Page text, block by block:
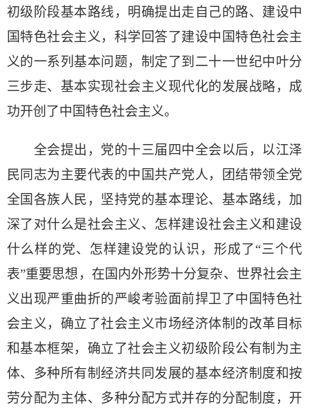
初级阶段基本路线，明确提出走自己的路、建设中
国特色社会主义，科学回答了建设中国特色社会主
义的一系列基本问题，制定了到二十一世纪中叶分
三步走、基本实现社会主义现代化的发展战略，成
功开创了中国特色社会主义。
全会提出，党的十三届四中全会以后，以江泽
民同志为主要代表的中国共产党人，团结带领全党
全国各族人民，坚持党的基本理论、基本路线，加
深了对什么是社会主义、怎样建设社会主义和建设
什么样的党、怎样建设党的认识，形成了“三个代
表”重要思想，在国内外形势十分复杂、世界社会主
义出现严重曲折的严峻考验面前捍卫了中国特色社
会主义，确立了社会主义市场经济体制的改革目标
和基本框架，确立了社会主义初级阶段公有制为主
体、多种所有制经济共同发展的基本经济制度和按
劳分配为主体、多种分配方式并存的分配制度，开